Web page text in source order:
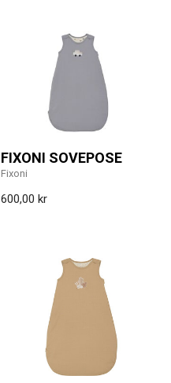
FIXONI SOVEPOSE
Fixoni
600,00 kr